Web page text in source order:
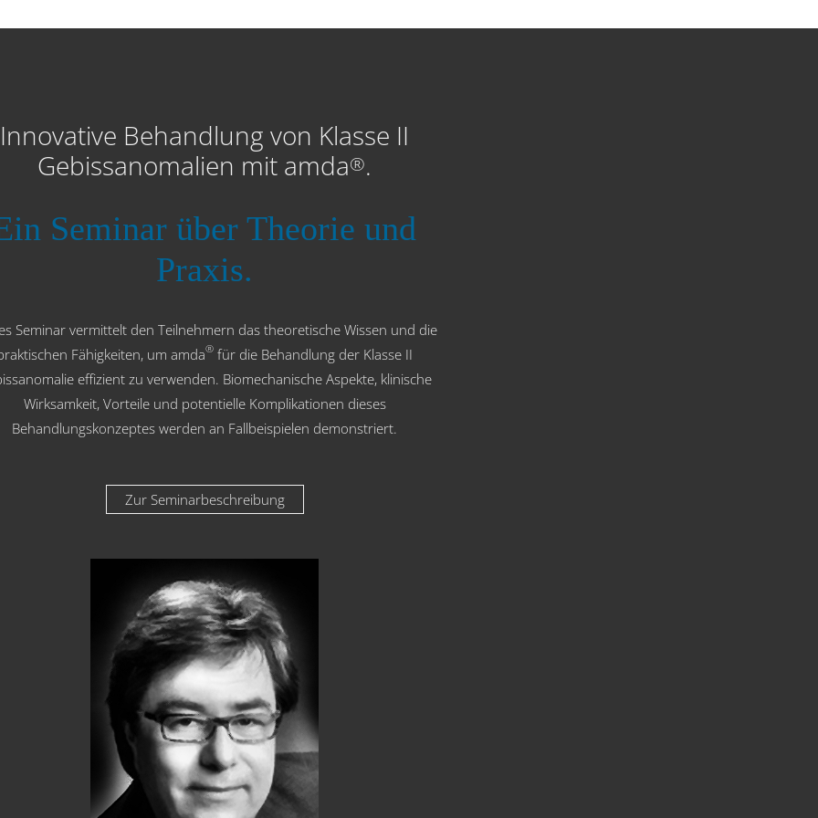
Innovative Behandlung von Klasse II
Gebissanomalien mit amda®.
Seminar über Theorie und
Praxis.
Seminar vermittelt den Teilnehmern das theoretische Wissen und die
Fähigkeiten, um amda® für die Behandlung der Klasse II
effizient zu verwenden. Biomechanische Aspekte, klinische
Wirksamkeit, Vorteile und potentielle Komplikationen dieses
Behandlungskonzeptes werden an Fallbeispielen demonstriert.
Zur Seminarbeschreibung